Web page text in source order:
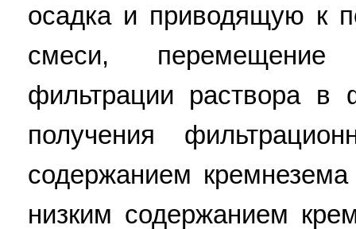
осадка и приводящую к
смеси, перемещение
фильтрации раствора
получения
содержанием
низким содержанием